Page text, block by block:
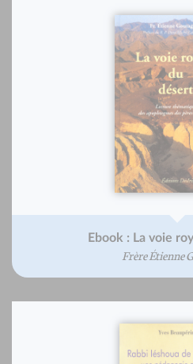
Ebook : La voie
Frère Étienne